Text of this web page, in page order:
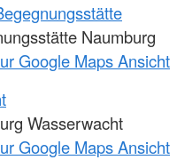
Naumburg
Google Maps Ansicht
Wasserwacht
Google Maps Ansicht